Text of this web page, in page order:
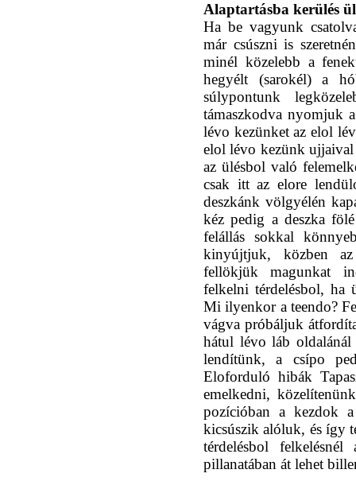
Alaptartásba kerülés
Ha be vagyunk
már csúszni is
minél közelebb a
hegyélt (sarokél) a
súlypontunk
támaszkodva nyomjuk
lévo kezünket az elol
elol lévo kezünk
az ülésbol való
csak itt az elore
deszkánk völgyélén
kéz pedig a deszka
felállás sokkal
kinyújtjuk, közben
fellökjük magunkat
felkelni térdelésbol, ha
Mi ilyenkor a teendo?
vágva próbáljuk
hátul lévo láb oldalánál
lendítünk, a csípo
Eloforduló hibák
emelkedni,
pozícióban a kezdok
kicsúszik alóluk, és így
térdelésbol
pillanatában át lehet